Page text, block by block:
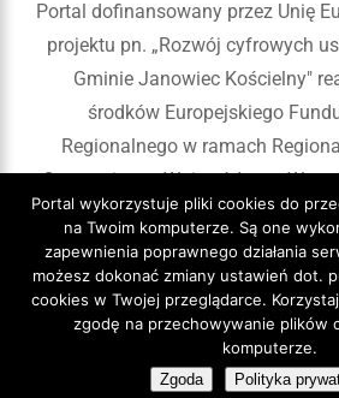
Portal dofinansowany przez Unię
projektu pn. „Rozwój cyfrowych
Gminie Janowiec Kościelny"
środków Europejskiego
Regionalnego w ramach
Operacyjnego Województwa
na lata 2014-
Copyright 2020 Gmina
Portal wykorzystuje pliki cookies do
na Twoim komputerze. Są one
zapewnienia poprawnego działania
możesz dokonać zmiany ustawień dot.
cookies w Twojej przeglądarce.
zgodę na przechowywanie plików
komputerze.
Zgoda Polityka